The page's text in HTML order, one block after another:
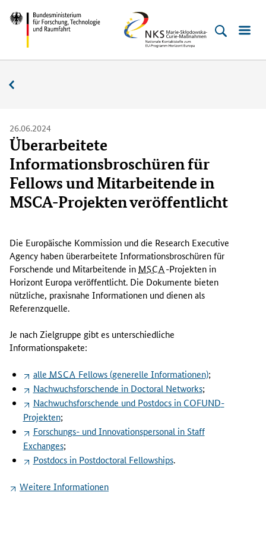
Direkt
zum
Inhalt
(Eingabetaste)
Direkt
zum
Hauptmenu
(Eingabetaste)
Direkt
zur
Suche
(Eingabetaste)
Direkt
zur
Fußleiste
(Enter)
Bundesministerium
und
NKS
MSC
26.06.2024
Überarbeitete
Informationsbroschüren für
Fellows und Mitarbeitende in
MSCA-Projekten veröffentlicht
i
e
D
o
k
u
e
n
e
e
n
t
Die Europäische Kommission und die Research Executive
Agency haben überarbeitete Informationsbroschüren für
Forschende und Mitarbeitende in MSCA-Projekten in
Horizont Europa veröffentlicht. Die Dokumente bieten
nützliche, praxisnahe Informationen und dienen als
Referenzquelle.
Je nach Zielgruppe gibt es unterschiedliche
Informationspakete:
alle MSCA Fellows(generelle Informationen);
Nachwuchsforschende in Doctoral Networks;
Nachwuchsforschende und Postdocsin COFUND-
Projekten;
Forschungs- und Innovationspersonal inStaff
Exchanges;
Postdocsin Postdoctoral Fellowships.
Weitere Informationen